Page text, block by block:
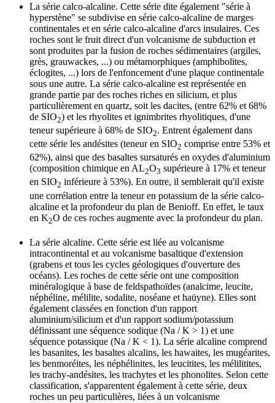
La série calco-alcaline. Cette série dite également "série à
hyperstène" se subdivise en série calco-alcaline de marges
continentales et en série calco-alcaline d'arcs insulaires. Ces
roches sont le fruit direct d'un volcanisme de subduction et
sont produites par la fusion de roches sédimentaires (argiles,
grès, grauwackes, ...) ou métamorphiques (amphibolites,
éclogites, ...) lors de l'enfoncement d'une plaque continentale
sous une autre. La série calco-alcaline est représentée en
grande partie par des roches riches en silicium, et plus
particulièrement en quartz, soit les dacites, (entre 62% et 68%
de SIO2) et les rhyolites et ignimbrites rhyolitiques, d'une
teneur supérieure à 68% de SIO2. Entrent également dans
cette série les andésites (teneur en SIO2 comprise entre 53% et
62%), ainsi que des basaltes sursaturés en oxydes d'aluminium
(composition chimique en AL2O3 supérieure à 17% et teneur
en SIO2 inférieure à 53%). En outre, il semblerait qu'il existe
une corrélation entre la teneur en potassium de la série calco-
alcaline et la profondeur du plan de Benioff. En effet, le taux
en K2O de ces roches augmente avec la profondeur du plan.
La série alcaline. Cette série est liée au volcanisme
intracontinental et au volcanisme basaltique d'extension
(grabens et tous les cycles géologiques d'ouverture des
océans). Les roches de cette série ont une composition
minéralogique à base de feldspathoïdes (analcime, leucite,
néphéline, mélilite, sodalite, noséane et haüyne). Elles sont
également classées en fonction d'un rapport
aluminium/silicium et d'un rapport sodium/potassium
définissant une séquence sodique (Na / K > 1) et une
séquence potassique (Na / K < 1). La série alcaline comprend
les basanites, les basaltes alcalins, les hawaites, les mugéarites,
les benmoréites, les néphélinites, les leucitites, les mélilitites,
les trachy-andésites, les trachytes et les phonolites. Selon cette
classification, s'apparentent également à cette série, deux
roches un peu particulières, liées à un volcanisme